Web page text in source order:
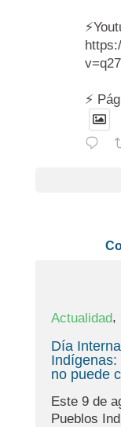
⚡️
Actualidad,
Día
no puede
Este 9 de
Pueblos